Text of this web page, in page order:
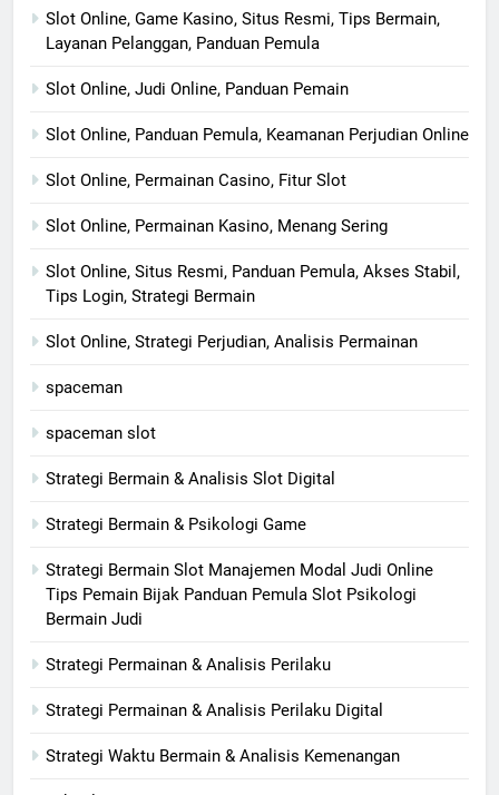
Slot Online, Game Kasino, Situs Resmi, Tips Bermain,
Layanan Pelanggan, Panduan Pemula
Slot Online, Judi Online, Panduan Pemain
Slot Online, Panduan Pemula, Keamanan Perjudian Online
Slot Online, Permainan Casino, Fitur Slot
Slot Online, Permainan Kasino, Menang Sering
Slot Online, Situs Resmi, Panduan Pemula, Akses Stabil,
Tips Login, Strategi Bermain
Slot Online, Strategi Perjudian, Analisis Permainan
spaceman
spaceman slot
Strategi Bermain & Analisis Slot Digital
Strategi Bermain & Psikologi Game
Strategi Bermain Slot Manajemen Modal Judi Online
Tips Pemain Bijak Panduan Pemula Slot Psikologi
Bermain Judi
Strategi Permainan & Analisis Perilaku
Strategi Permainan & Analisis Perilaku Digital
Strategi Waktu Bermain & Analisis Kemenangan